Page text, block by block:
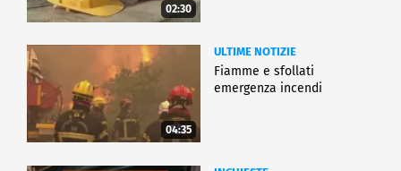
02:30
04:35
ULTIME NOTIZIE
Fiamme e sfollati
emergenza incendi